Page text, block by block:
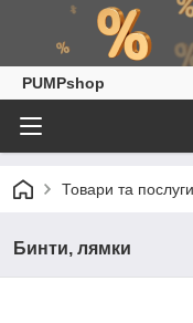
PUMPshop
Товари та послуги
Бинти, лямки